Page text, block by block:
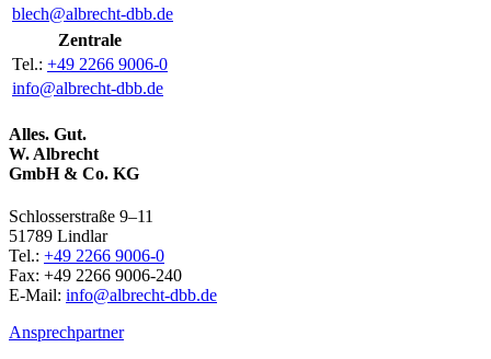
blech@albrecht-dbb.de
Zentrale
Tel.: +49 2266 9006-0
info@albrecht-dbb.de
Alles. Gut.
W. Albrecht
GmbH & Co. KG
Schlosserstraße 9–11
51789 Lindlar
Tel.: +49 2266 9006-0
Fax: +49 2266 9006-240
E-Mail: info@albrecht-dbb.de
Ansprechpartner